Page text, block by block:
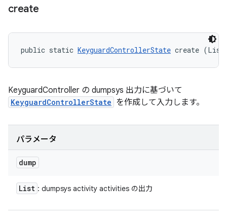
create
public static KeyguardControllerState create
KeyguardController の dumpsys 出力に基づいて
KeyguardControllerState を作成して入力します。
パラメータ
dump
List : dumpsys activity activities の出力